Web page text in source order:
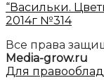
“Васильки.
2014г №314
Все права
Media-grow.ru
Для